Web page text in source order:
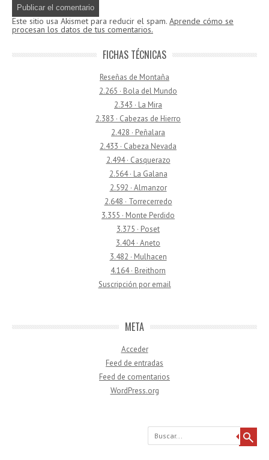
Este sitio usa Akismet para reducir el spam. Aprende cómo se
procesan los datos de tus comentarios.
FICHAS TÉCNICAS
Reseñas de Montaña
2.265 · Bola del Mundo
2.343 · La Mira
2.383 · Cabezas de Hierro
2.428 · Peñalara
2.433 · Cabeza Nevada
2.494 · Casquerazo
2.564 · La Galana
2.592 · Almanzor
2.648 · Torrecerredo
3.355 · Monte Perdido
3.375 · Poset
3.404 · Aneto
3.482 · Mulhacen
4.164 · Breithorn
Suscripción por email
META
Acceder
Feed de entradas
Feed de comentarios
WordPress.org
Buscar